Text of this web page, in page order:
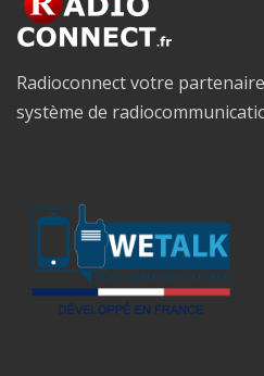
Radioconnect votre
système de